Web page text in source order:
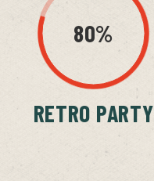
80%
RETRO PARTY